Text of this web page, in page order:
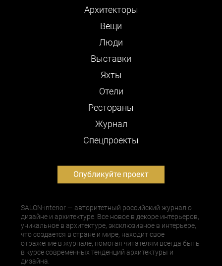
Архитекторы
Вещи
Люди
Выставки
Яхты
Отели
Рестораны
Журнал
Cпецпроекты
Опубликуйте проект
SALON-interior — авторитетный российский журнал о
дизайне и архитектуре. Все новое в декоре интерьеров,
уникальное в архитектуре, эксклюзивное в интерьере,
что создается в стране и мире, находит свое
отражение в журнале, помогая читателям всегда быть
в курсе современных тенденций архитектуры и
дизайна.